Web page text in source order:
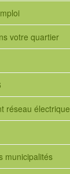
votre quartier
réseau électrique
municipalités